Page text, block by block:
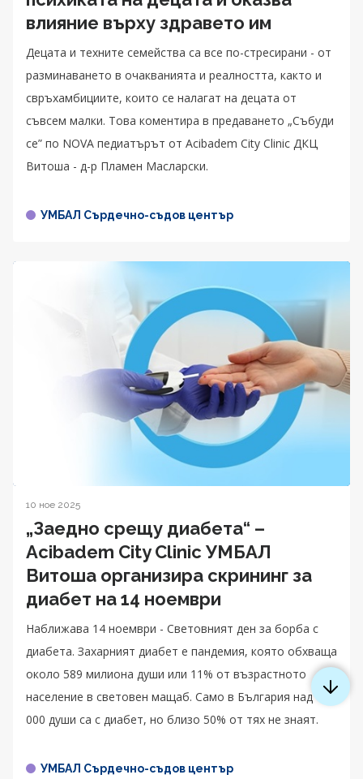
влияние върху здравето им
Децата и техните семейства са все по-стресирани - от
разминаването в очакванията и реалността, както и
свръхамбициите, които се налагат на децата от
съвсем малки. Това коментира в предаването „Събуди
се” по NOVA педиатърът от Acibadem City Clinic ДКЦ
Витоша - д-р Пламен Масларски.
УМБАЛ Сърдечно-съдов център
10 ное 2025
„Заедно срещу диабета“ –
Acibadem City Clinic УМБАЛ
Витоша организира скрининг за
диабет на 14 ноември
Наближава 14 ноември - Световният ден за борба с
диабета. Захарният диабет е пандемия, която обхваща
около 589 милиона души или 11% от възрастното
население в световен мащаб. Само в България над 770
000 души са с диабет, но близо 50% от тях не знаят.
УМБАЛ Сърдечно-съдов център